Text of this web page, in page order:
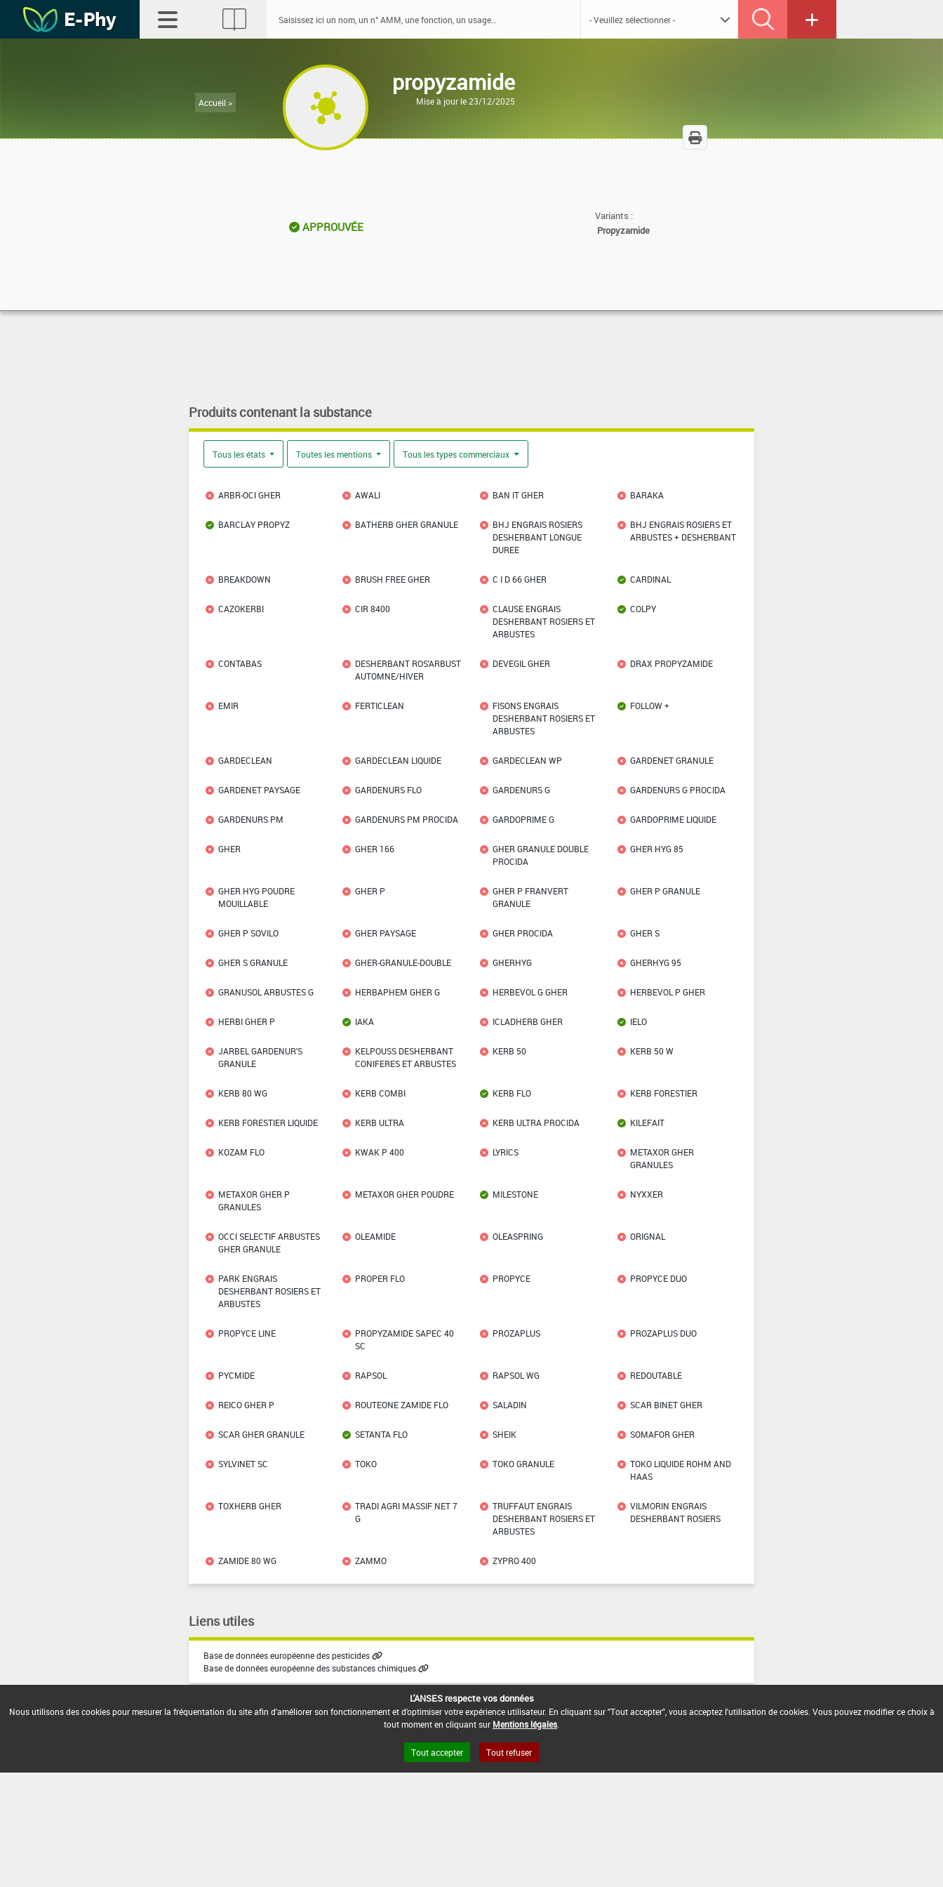
Accueil >
propyzamide
Mise à jour le 23/12/2025
APPROUVÉE
Variants :
Propyzamide
Produits contenant la substance
Tous les états Toutes les mentions Tous les types commerciaux
ARBR-OCI GHER AWALI BAN IT GHER BARAKA
BARCLAY PROPYZ BATHERB GHER GRANULE
BHJ ENGRAIS ROSIERS
DESHERBANT LONGUE
DUREE
BHJ ENGRAIS ROSIERS ET
ARBUSTES + DESHERBANT
BREAKDOWN BRUSH FREE GHER C I D 66 GHER CARDINAL
CAZOKERBI CIR 8400
CLAUSE ENGRAIS
DESHERBANT ROSIERS ET
ARBUSTES
COLPY
CONTABAS
DESHERBANT ROS'ARBUST
AUTOMNE/HIVER
DEVEGIL GHER DRAX PROPYZAMIDE
EMIR FERTICLEAN
FISONS ENGRAIS
DESHERBANT ROSIERS ET
ARBUSTES
FOLLOW +
GARDECLEAN GARDECLEAN LIQUIDE GARDECLEAN WP GARDENET GRANULE
GARDENET PAYSAGE GARDENURS FLO GARDENURS G GARDENURS G PROCIDA
GARDENURS PM GARDENURS PM PROCIDA GARDOPRIME G GARDOPRIME LIQUIDE
GHER GHER 166
GHER GRANULE DOUBLE
PROCIDA
GHER HYG 85
GHER HYG POUDRE
MOUILLABLE
GHER P
GHER P FRANVERT
GRANULE
GHER P GRANULE
GHER P SOVILO GHER PAYSAGE GHER PROCIDA GHER S
GHER S GRANULE GHER-GRANULE-DOUBLE GHERHYG GHERHYG 95
GRANUSOL ARBUSTES G HERBAPHEM GHER G HERBEVOL G GHER HERBEVOL P GHER
HERBI GHER P IAKA ICLADHERB GHER IELO
JARBEL GARDENUR'S
GRANULE
KELPOUSS DESHERBANT
CONIFERES ET ARBUSTES
KERB 50 KERB 50 W
KERB 80 WG KERB COMBI KERB FLO KERB FORESTIER
KERB FORESTIER LIQUIDE KERB ULTRA KERB ULTRA PROCIDA KILEFAIT
KOZAM FLO KWAK P 400 LYRICS
METAXOR GHER
GRANULES
METAXOR GHER P
GRANULES
METAXOR GHER POUDRE MILESTONE NYXXER
OCCI SELECTIF ARBUSTES
GHER GRANULE
OLEAMIDE OLEASPRING ORIGNAL
PARK ENGRAIS
DESHERBANT ROSIERS ET
ARBUSTES
PROPER FLO PROPYCE PROPYCE DUO
PROPYCE LINE
PROPYZAMIDE SAPEC 40
SC
PROZAPLUS PROZAPLUS DUO
PYCMIDE RAPSOL RAPSOL WG REDOUTABLE
REICO GHER P ROUTEONE ZAMIDE FLO SALADIN SCAR BINET GHER
SCAR GHER GRANULE SETANTA FLO SHEIK SOMAFOR GHER
SYLVINET SC TOKO TOKO GRANULE
TOKO LIQUIDE ROHM AND
HAAS
TOXHERB GHER
TRADI AGRI MASSIF NET 7
G
TRUFFAUT ENGRAIS
DESHERBANT ROSIERS ET
ARBUSTES
VILMORIN ENGRAIS
DESHERBANT ROSIERS
ZAMIDE 80 WG ZAMMO ZYPRO 400
Liens utiles
Base de données européenne des pesticides
Base de données européenne des substances chimiques
L'ANSES respecte vos données
Nous utilisons des cookies pour mesurer la fréquentation du site afin d'améliorer son fonctionnement et d'optimiser votre expérience utilisateur. En cliquant sur "Tout accepter", vous acceptez l'utilisation de cookies. Vous pouvez modifier ce choix à
tout moment en cliquant sur Mentions légales
Tout accepter Tout refuser